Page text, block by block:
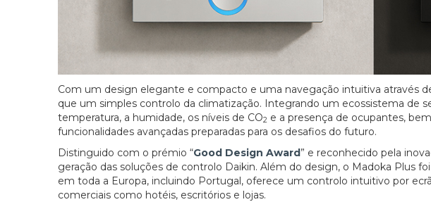
Com um design elegante e compacto e uma navegação intuitiva através
que um simples controlo da climatização. Integrando um ecossistema de
temperatura, a humidade, os níveis de CO2 e a presença de ocupantes,
funcionalidades avançadas preparadas para os desafios do futuro.
Distinguido com o prémio “Good Design Award” e reconhecido pela
geração das soluções de controlo Daikin. Além do design, o Madoka Plus
em toda a Europa, incluindo Portugal, oferece um controlo intuitivo por
comerciais como hotéis, escritórios e lojas.